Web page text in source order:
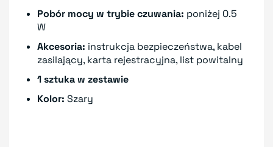
Pobór mocy w trybie czuwania: poniżej 0.5
W
Akcesoria: instrukcja bezpieczeństwa, kabel
zasilający, karta rejestracyjna, list powitalny
1 sztuka w zestawie
Kolor: Szary